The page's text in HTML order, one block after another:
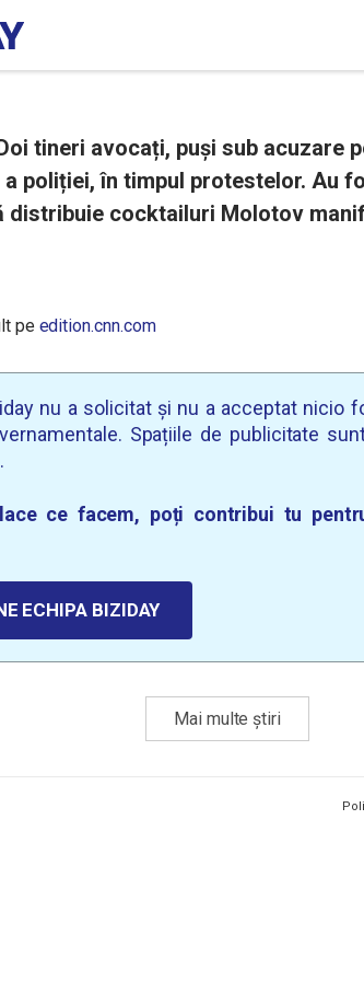
tineri avocați, puși sub acuzare
a poliției, în timpul protestelor. Au
distribuie cocktailuri Molotov
pe edition.cnn.com
nu a solicitat și nu a acceptat nicio
Spațiile de publicitate
ce facem, poți contribui tu
ECHIPA BIZIDAY
Mai multe știri